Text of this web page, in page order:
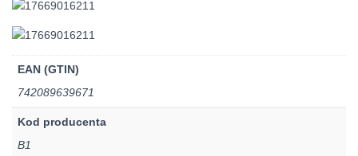
EAN (GTIN)
742089639671
Kod producenta
B1